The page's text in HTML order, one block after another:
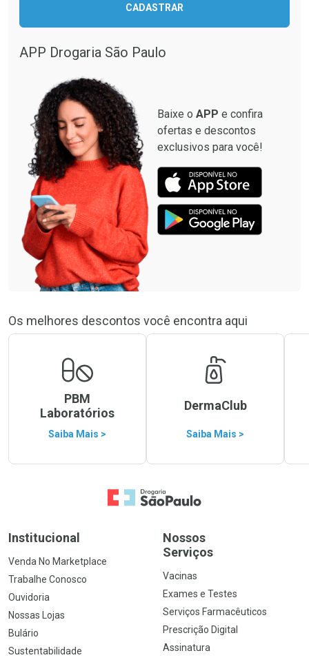
Comprar sem Desconto
Comprar sem Desconto
Comprar sem Desconto
Comprar sem Desconto
CADASTRAR
APP Drogaria São Paulo
Baixe o APP e confira
ofertas e descontos
exclusivos para você!
Os melhores descontos você encontra aqui
PBM
Laboratórios
Saiba Mais >
DermaClub
Saiba Mais >
Ir para a Home
Institucional
Venda No Marketplace
Trabalhe Conosco
Ouvidoria
Nossas Lojas
Bulário
Sustentabilidade
Nossos
Serviços
Vacinas
Exames e Testes
Serviços Farmacêuticos
Prescrição Digital
Assinatura